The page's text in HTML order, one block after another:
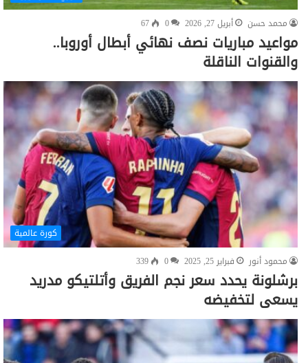
محمد حسن
أبريل 27, 2026 0
67
مواعيد مباريات نصف نهائي أبطال أوروبا..
والقنوات الناقلة
كورة عالمية
محمود أنور
فبراير 25, 2025 0
339
برشلونة يحدد سعر نجم الفريق وأتلتيكو مدريد
يسعى لتخفيضه